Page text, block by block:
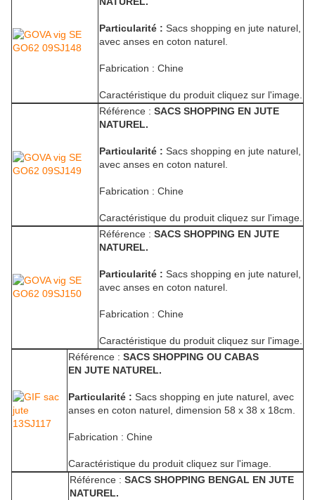
Particularité : Sacs shopping en jute naturel,
avec anses en coton naturel.
Fabrication : Chine
Caractéristique du produit cliquez sur l'image.
Référence : SACS SHOPPING EN JUTE
NATUREL.
Particularité : Sacs shopping en jute naturel,
avec anses en coton naturel.
Fabrication : Chine
Caractéristique du produit cliquez sur l'image.
Référence : SACS SHOPPING EN JUTE
NATUREL.
Particularité : Sacs shopping en jute naturel,
avec anses en coton naturel.
Fabrication : Chine
Caractéristique du produit cliquez sur l'image.
Référence : SACS SHOPPING OU CABAS
EN JUTE NATUREL.
Particularité : Sacs shopping en jute naturel, avec
anses en coton naturel, dimension 58 x 38 x 18cm.
Fabrication : Chine
Caractéristique du produit cliquez sur l'image.
Référence : SACS SHOPPING BENGAL EN JUTE
NATUREL.